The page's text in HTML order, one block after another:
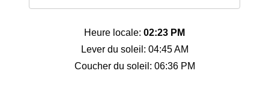
Heure locale: 02:23 PM
Lever du soleil: 04:45 AM
Coucher du soleil: 06:36 PM